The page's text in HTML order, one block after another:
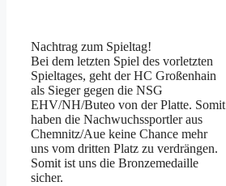
Nachtrag zum Spieltag!
Bei dem letzten Spiel des vorletzten
Spieltages, geht der HC Großenhain
als Sieger gegen die NSG
EHV/NH/Buteo von der Platte. Somit
haben die Nachwuchssportler aus
Chemnitz/Aue keine Chance mehr
uns vom dritten Platz zu verdrängen.
Somit ist uns die Bronzemedaille
sicher.